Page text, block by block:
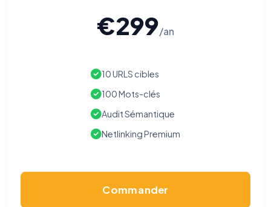
€299/an
10 URLS cibles
100 Mots-clés
Audit Sémantique
Netlinking Premium
Commander